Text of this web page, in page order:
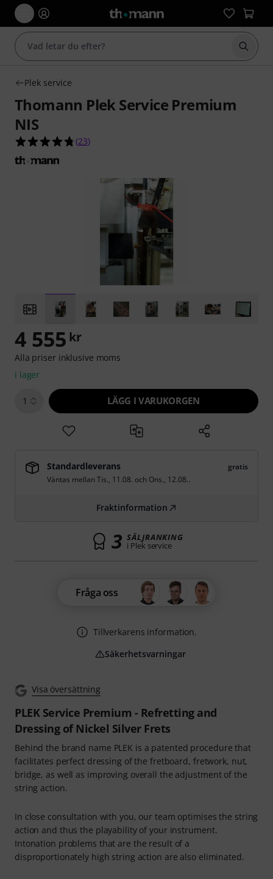
Börja
Plek service
Thomann Plek Service Premium
NIS
4.7 av 5 stjärnor från 23 kundbetyg
(23)
Visa översättning
PLEK Service Premium - Refretting and
Dressing of Nickel Silver Frets
Behind the brand name PLEK is a patented procedure that
facilitates perfect dressing of the fretboard, fretwork, nut,
bridge, as well as improving overall the adjustment of the
string action.
In close consultation with you, our team optimises the string
action and thus the playability of your instrument.
Intonation problems that are the result of a
disproportionately high string action are also eliminated.
4 555 kr
Alla priser inklusive moms
i lager
1 LÄGG I VARUKORGEN
Standardleverans
gratis
Väntas mellanTis., 11.08. och Ons., 12.08..
Fraktinformation
3 SÄLJRANKING
i Plek service
Fråga oss
Tillverkarens information.
Säkerhetsvarningar